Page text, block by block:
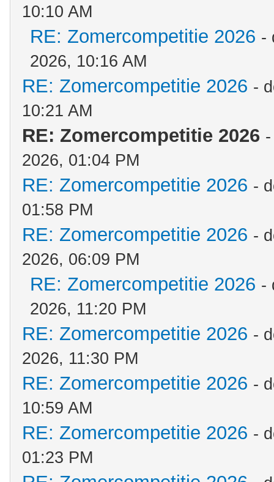
10:10 AM
RE: Zomercompetitie 2026 -
2026, 10:16 AM
RE: Zomercompetitie 2026 -
10:21 AM
RE: Zomercompetitie 2026
2026, 01:04 PM
RE: Zomercompetitie 2026 -
01:58 PM
RE: Zomercompetitie 2026 -
2026, 06:09 PM
RE: Zomercompetitie 2026 -
2026, 11:20 PM
RE: Zomercompetitie 2026 -
2026, 11:30 PM
RE: Zomercompetitie 2026 -
10:59 AM
RE: Zomercompetitie 2026 -
01:23 PM